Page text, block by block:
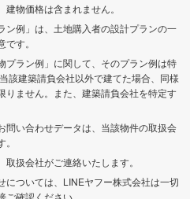
建物価格は含まれません。
ン例」は、土地購入者の設計プランの一
す。
プラン例」に関して、そのプラン例は特
該建築請負会社以外で建てた場合、同様
りません。また、建築請負会社を特定す
問い合わせデータは、当該物件の取扱会
扱会社がご連絡いたします。
については、LINEヤフー株式会社は一切
確認ください。